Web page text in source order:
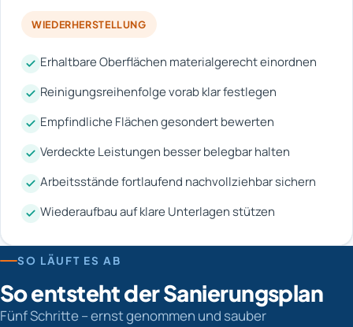
WIEDERHERSTELLUNG
Erhaltbare Oberflächen materialgerecht einordnen
Reinigungsreihenfolge vorab klar festlegen
Empfindliche Flächen gesondert bewerten
Verdeckte Leistungen besser belegbar halten
Arbeitsstände fortlaufend nachvollziehbar sichern
Wiederaufbau auf klare Unterlagen stützen
SO LÄUFT ES AB
So entsteht der Sanierungsplan
Fünf Schritte – ernst genommen und sauber